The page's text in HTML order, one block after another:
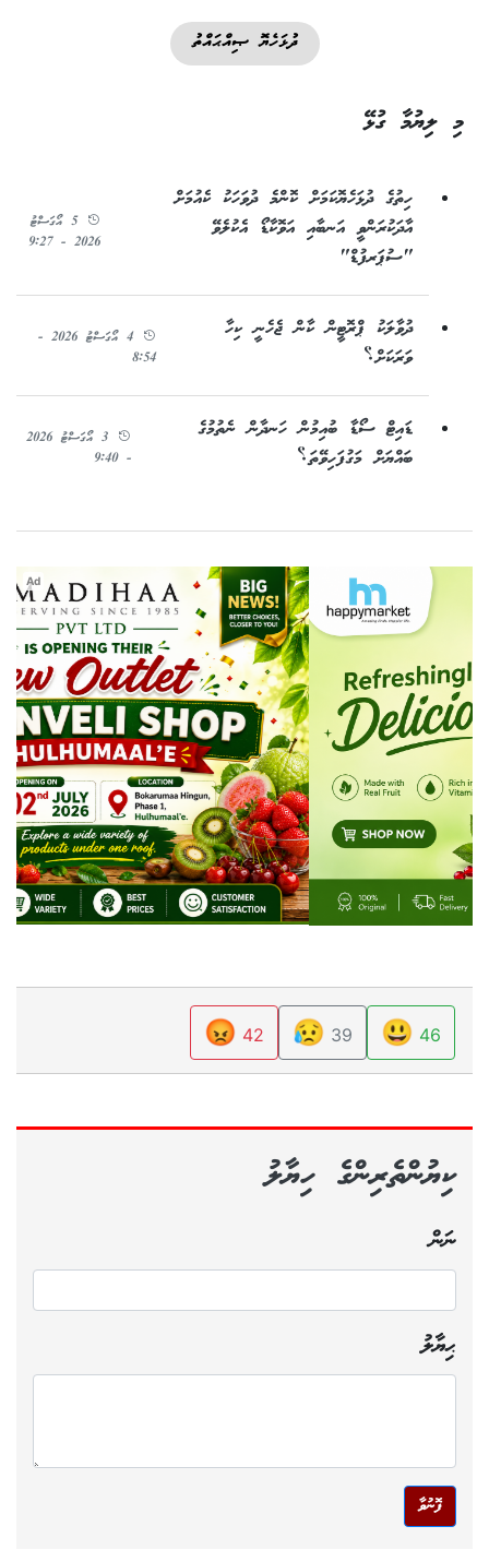
ދުޅަހެޔޮ ޞިއްޙައްތު
މި ލިޔުމާ ގުޅޭ
ހިތުގެ ދުޅަހެޔޮކަމަށް ކޮންމެ ދުވަހަކު ކެއުމަށް
އާދަކުރަންވީ އަނބާއި އަވޮކާޑޯ އެކުލެވޭ
"ސުޕަރފުޑް"
5 އޯގަސްޓު
2026 - 9:27
ދުވާލަކު ޕްރޮޓީން ކާން ޖެހެނީ ކިހާ
ވަރަކަށް؟
4 އޯގަސްޓު 2026 -
8:54
ޑައިޓް ސޯޑާ ބުއިމުން ހަނދާން ނެތުމުގެ
ބައްޔަށް މަގުފަހިވޭތަ؟
3 އޯގަސްޓު 2026
- 9:40
Ad
46
😃
39
😥
42
😡
ކިޔުންތެރިންގެ ހިޔާލު
ނަން
ޙިޔާލު
ފޮނުވާ